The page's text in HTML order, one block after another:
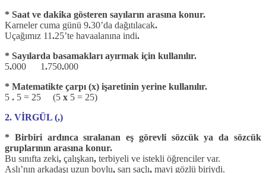
* Saat ve dakika gösteren sayıların arasına konur.
Karneler cuma günü 9.30’da dağıtılacak.
Uçağımız 11.25’te havaalanına indi.
* Sayılarda basamakları ayırmak için kullanılır.
5.000 1.750.000
* Matematikte çarpı (x) işaretinin yerine kullanılır.
5 . 5 = 25 (5 x 5 = 25)
2. VİRGÜL (,)
* Birbiri ardınca sıralanan eş görevli sözcük ya da sözcük
gruplarının arasına konur.
Bu sınıfta zeki, çalışkan, terbiyeli ve istekli öğrenciler var.
Aslı’nın arkadaşı uzun boylu, sarı saçlı, mavi gözlü biriydi.